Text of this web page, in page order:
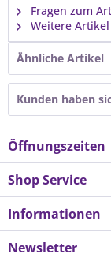
Fragen zum
Weitere Artikel
Ähnliche Artikel
Kunden haben
Öffnungszeiten
Shop Service
Informationen
Newsletter